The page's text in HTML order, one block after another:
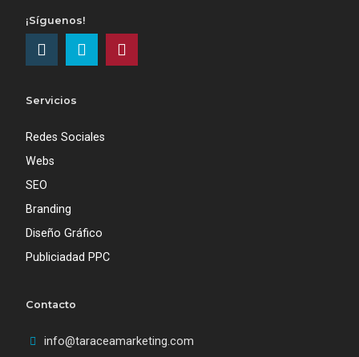
¡Síguenos!
Servicios
Redes Sociales
Webs
SEO
Branding
Diseño Gráfico
Publiciadad PPC
Contacto
info@taraceamarketing.com